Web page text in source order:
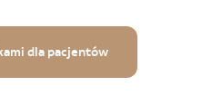
dla pacjentów